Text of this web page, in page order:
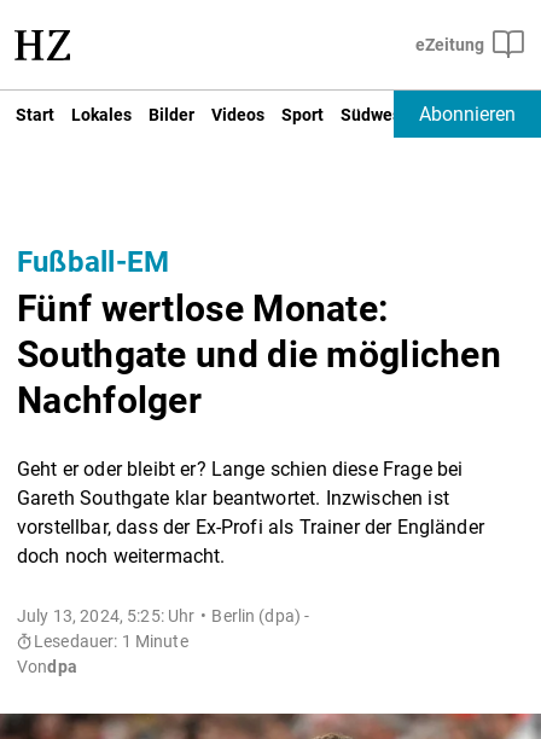
Start Lokales Bilder Videos Sport Südwest Deutschland
Abonnieren
Fußball-EM
Fünf wertlose Monate:
Southgate und die möglichen
Nachfolger
Geht er oder bleibt er? Lange schien diese Frage bei
Gareth Southgate klar beantwortet. Inzwischen ist
vorstellbar, dass der Ex-Profi als Trainer der Engländer
doch noch weitermacht.
July 13, 2024, 5:25: Uhr
Berlin (dpa) -
Lesedauer: 1 Minute
Vondpa